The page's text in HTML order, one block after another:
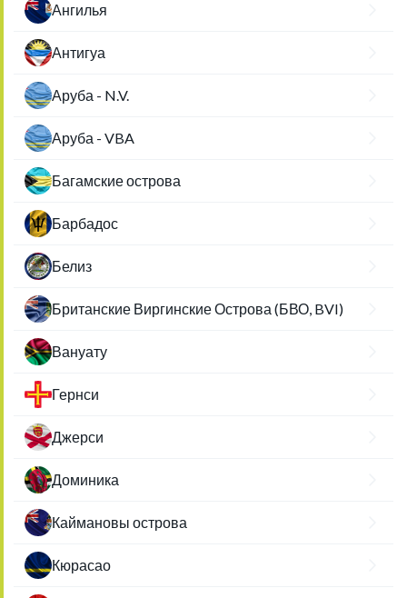
Ангилья
Антигуа
Аруба - N.V.
Аруба - VBA
Багамские острова
Барбадос
Белиз
Британские Виргинские Острова (БВО, BVI)
Вануату
Гернси
Джерси
Доминика
Каймановы острова
Кюрасао